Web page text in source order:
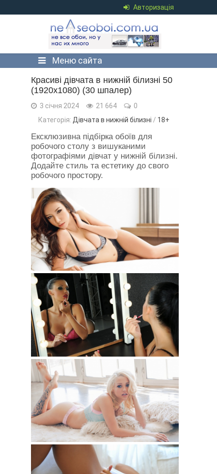
Авторизація
Меню сайта
Красиві дівчата в нижній білизні 50
(1920x1080) (30 шпалер)
3 січня 2024 21 664
0
Категорія: Дівчата в нижній білизні / 18+
Ексклюзивна підбірка обоїв для
робочого столу з вишуканими
фотографіями дівчат у нижній білизні.
Додайте стиль та естетику до свого
робочого простору.